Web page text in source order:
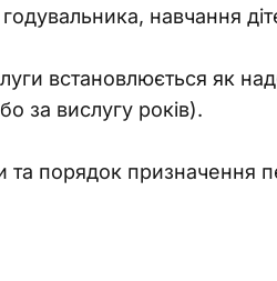
навчання
встановлюється як
за вислугу років).
порядок призначення